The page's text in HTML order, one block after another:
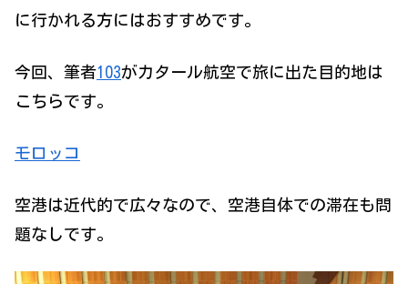
に行かれる方にはおすすめです。
今回、筆者103がカタール航空で旅に出た目的地は
こちらです。
モロッコ
空港は近代的で広々なので、空港自体での滞在も問
題なしです。